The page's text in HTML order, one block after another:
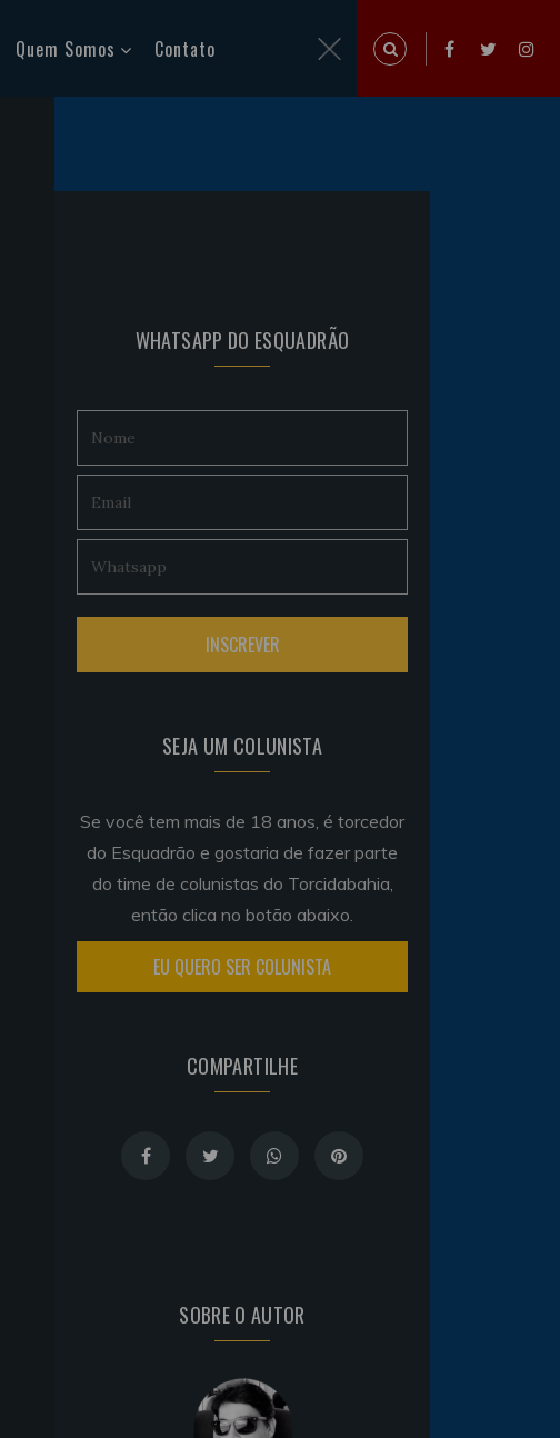
Quem Somos Contato
WHATSAPP DO ESQUADRÃO
SEJA UM COLUNISTA
Se você tem mais de 18 anos, é torcedor
do Esquadrão e gostaria de fazer parte
do time de colunistas do Torcidabahia,
então clica no botão abaixo.
EU QUERO SER COLUNISTA
COMPARTILHE
SOBRE O AUTOR